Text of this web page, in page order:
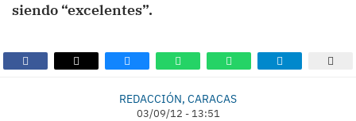
siendo “excelentes”.
REDACCIÓN, CARACAS
03/09/12 - 13:51